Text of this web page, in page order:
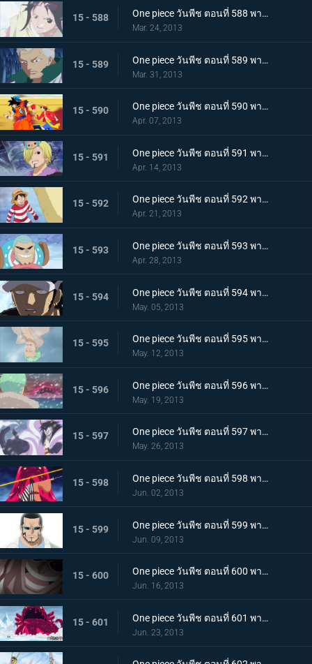
15 - 588 One piece วันพีช ตอนที่ 588 พากย์ไทย พบเจออีกครั้งหลังผ่านไป 2 ปี! ลูฟี่กับลอว์
Mar. 24, 2013
15 - 589 One piece วันพีช ตอนที่ 589 พากย์ไทย เลวร้ายที่สุดโนโลก นักวิทยาศาสตร์ผู้น่าสะพรึงกลัว ซีซ่า
Mar. 31, 2013
15 - 590 One piece วันพีช ตอนที่ 590 พากย์ไทย ตอนพิเศษ! การรวมตัวที่แข็งแกร่งที่สุดในประวัติศาสตร์ ปะทะ จอมตะกละแห่งท้องทะเล
Apr. 07, 2013
15 - 591 One piece วันพีช ตอนที่ 591 พากย์ไทย ช็อปเปอร์เดือดจัด! การทดลองอันโหดเหี้ยมของมาสเตอร์
Apr. 14, 2013
15 - 592 One piece วันพีช ตอนที่ 592 พากย์ไทย ฆ่ายกกลุ่ม! นักฆ่าในตำนานจู่โจม!
Apr. 21, 2013
15 - 593 One piece วันพีช ตอนที่ 593 พากย์ไทย ช่วยนามิ! ลูฟี่ต่อสู้บนภูเขาหิมะ
Apr. 28, 2013
15 - 594 One piece วันพีช ตอนที่ 594 พากย์ไทย ก่อตั้ง! พันธมิตรโจรสลัด ลูฟี่ ลอว์!
May. 05, 2013
15 - 595 One piece วันพีช ตอนที่ 595 พากย์ไทย จับกุมมาสเตอร์ เริ่มแผนการพันธมิตรโจรสลัด!
May. 12, 2013
15 - 596 One piece วันพีช ตอนที่ 596 พากย์ไทย วิกฤตการณ์ทำลายล้าง! สัตว์ประหลาดแห่งความตายลอยมา
May. 19, 2013
15 - 597 One piece วันพีช ตอนที่ 597 พากย์ไทย การต่อสู้อันดุเดือด ซีซาร์ใช้ความสามารถอันแท้จริง!
May. 26, 2013
15 - 598 One piece วันพีช ตอนที่ 598 พากย์ไทย ซามูไรผ่าอัคคี! จิ้งจอกเพลิงคินเอม่อน
Jun. 02, 2013
15 - 599 One piece วันพีช ตอนที่ 599 พากย์ไทย ตะลึง! ตัวตนที่แท้จริงของชายปริศนาเวอร์โก้!
Jun. 09, 2013
15 - 600 One piece วันพีช ตอนที่ 600 พากย์ไทย ปกป้องพวกเด็กๆ ไว้! เงื้อมมืออันชั่วร้ายของมาสเตอร์ใกล้เข้ามาแล้ว
Jun. 16, 2013
15 - 601 One piece วันพีช ตอนที่ 601 พากย์ไทย นิวเวิลด์สั่นสะเทือน! การทดลองแห่งฝันร้ายของซีซาร์
Jun. 23, 2013